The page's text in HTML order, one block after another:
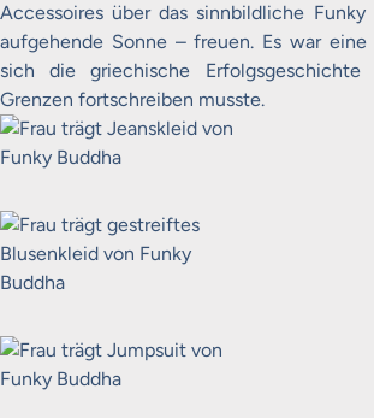
Accessoires über das sinnbildliche
aufgehende Sonne – freuen. Es war
sich die griechische
Grenzen fortschreiben musste.